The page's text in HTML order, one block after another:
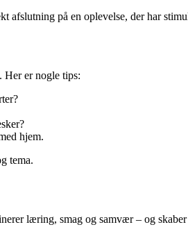
på en oplevelse, der har
Her er nogle tips:
hjem.
tema.
læring, smag og samvær – og